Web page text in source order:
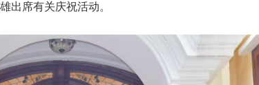
席有关庆祝活动。